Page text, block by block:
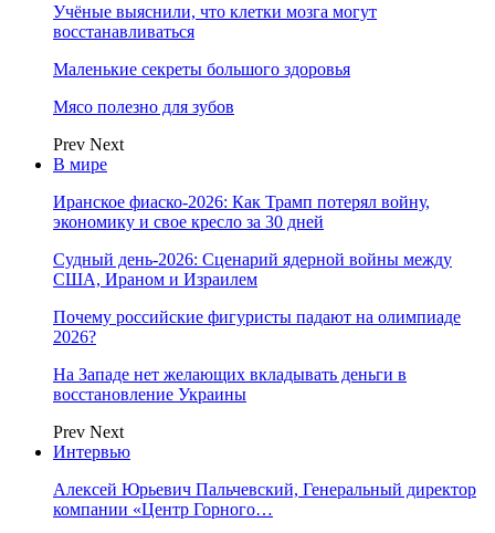
Учёные выяснили, что клетки мозга могут
восстанавливаться
Маленькие секреты большого здоровья
Мясо полезно для зубов
Prev Next
В мире
Иранское фиаско-2026: Как Трамп потерял войну,
экономику и свое кресло за 30 дней
Судный день-2026: Сценарий ядерной войны между
США, Ираном и Израилем
Почему российские фигуристы падают на олимпиаде
2026?
На Западе нет желающих вкладывать деньги в
восстановление Украины
Prev Next
Интервью
Алексей Юрьевич Пальчевский, Генеральный директор
компании «Центр Горного…